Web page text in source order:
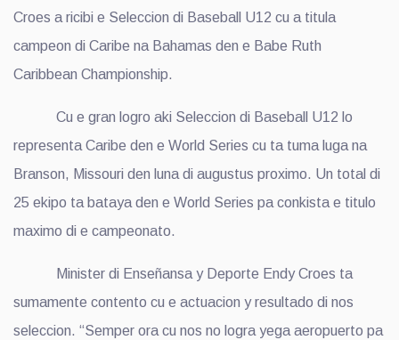
Croes a ricibi e Seleccion di Baseball U12 cu a titula
campeon di Caribe na Bahamas den e Babe Ruth
Caribbean Championship.
Cu e gran logro aki Seleccion di Baseball U12 lo
representa Caribe den e World Series cu ta tuma luga na
Branson, Missouri den luna di augustus proximo. Un total di
25 ekipo ta bataya den e World Series pa conkista e titulo
maximo di e campeonato.
Minister di Enseñansa y Deporte Endy Croes ta
sumamente contento cu e actuacion y resultado di nos
seleccion. “Semper ora cu nos no logra yega aeropuerto pa